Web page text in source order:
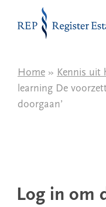
Naar de inhoud
Home » Kennis uit
learning De
doorgaan’
Log in om